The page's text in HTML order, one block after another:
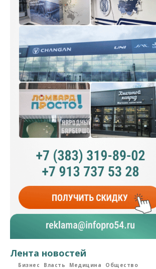
Лента новостей
Бизнес Власть Медицина Общество